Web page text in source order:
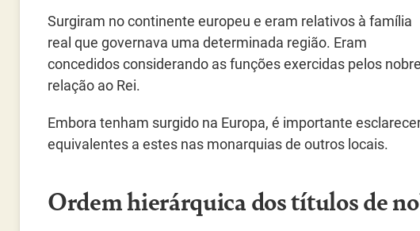
Surgiram no continente europeu e eram relativos à família
real que governava uma determinada região. Eram
concedidos considerando as funções exercidas pelos
relação ao Rei.
Embora tenham surgido na Europa, é importante
equivalentes a estes nas monarquias de outros locais.
Ordem hierárquica dos títulos de